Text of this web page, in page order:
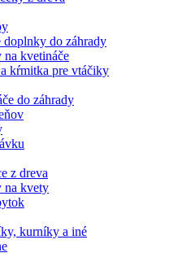
doplnky do záhrady
na kvetináče
kŕmitka pre vtáčiky
do záhrady
z dreva
na kvety
kurníky a iné